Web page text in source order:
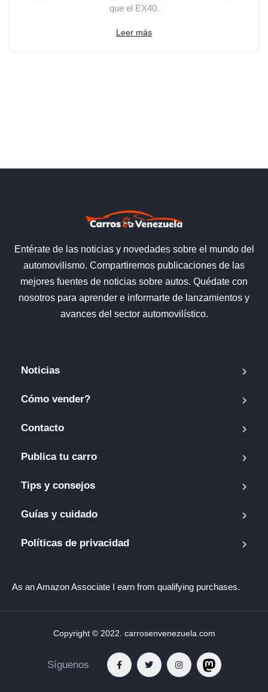
que el EX40.
Leer más
Entérate de las noticias y novedades sobre el mundo del
automovilismo. Compartiremos publicaciones de las
mejores fuentes de noticias sobre autos. Quédate con
nosotros para aprender e informarte de lanzamientos y
avances del sector automovilístico.
Noticias
Cómo vender?
Contacto
Publica tu carro
Tips y consejos
Guías y cuidado
Políticas de privacidad
As an Amazon Associate I earn from qualifying purchases.
Copyright © 2022. carrosenvenezuela.com
Síguenos